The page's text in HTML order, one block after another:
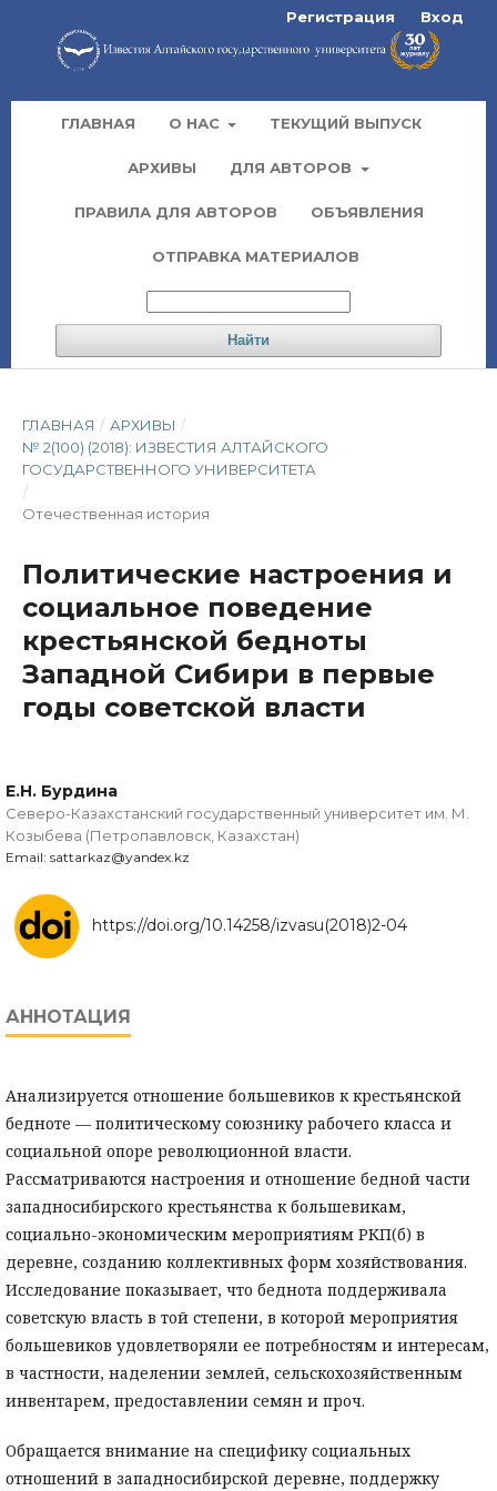
ГЛАВНАЯ О НАС ТЕКУЩИЙ ВЫПУСК
АРХИВЫ ДЛЯ АВТОРОВ
ПРАВИЛА ДЛЯ АВТОРОВ ОБЪЯВЛЕНИЯ
ОТПРАВКА МАТЕРИАЛОВ
Найти
Регистрация Вход
ГЛАВНАЯ / АРХИВЫ /
№ 2(100) (2018): ИЗВЕСТИЯ АЛТАЙСКОГО
ГОСУДАРСТВЕННОГО УНИВЕРСИТЕТА
/
Отечественная история
Политические настроения и
социальное поведение
крестьянской бедноты
Западной Сибири в первые
годы советской власти
Е.Н. Бурдина
Северо-Казахстанский государственный университет им. М.
Козыбева (Петропавловск, Казахстан)
Email: sattarkaz@yandex.kz
https://doi.org/10.14258/izvasu(2018)2-04
АННОТАЦИЯ
Анализируется отношение большевиков к крестьянской
бедноте — политическому союзнику рабочего класса и
социальной опоре революционной власти.
Рассматриваются настроения и отношение бедной части
западносибирского крестьянства к большевикам,
социально-экономическим мероприятиям РКП(б) в
деревне, созданию коллективных форм хозяйствования.
Исследование показывает, что беднота поддерживала
советскую власть в той степени, в которой мероприятия
большевиков удовлетворяли ее потребностям и интересам,
в частности, наделении землей, сельскохозяйственным
инвентарем, предоставлении семян и проч.
Обращается внимание на специфику социальных
отношений в западносибирской деревне, поддержку